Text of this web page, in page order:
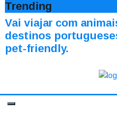
Trending
Vai viajar com
destinos
pet-friendly.